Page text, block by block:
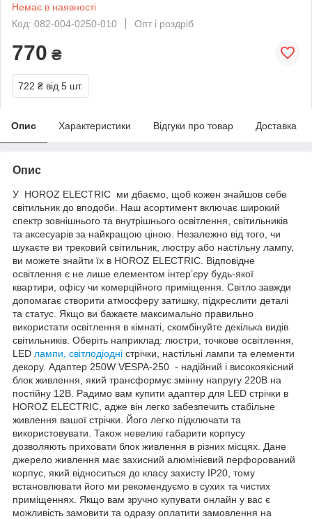
Немає в наявності
Код: 082-004-0250-010
Опт і роздріб
770 ₴
722 ₴ від 5 шт.
Опис Характеристики Відгуки про товар Доставка
Опис
У HOROZ ELECTRIC ми дбаємо, щоб кожен знайшов себе
світильник до вподоби. Наш асортимент включає широкий
спектр зовнішнього та внутрішнього освітлення, світильників
та аксесуарів за найкращою ціною. Незалежно від того, чи
шукаєте ви трековий світильник, люстру або настільну лампу,
ви можете знайти їх в HOROZ ELECTRIC. Відповідне
освітлення є не лише елементом інтер’єру будь-якої
квартири, офісу чи комерційного приміщення. Світло завжди
допомагає створити атмосферу затишку, підкреслити деталі
та статус. Якщо ви бажаєте максимально правильно
використати освітлення в кімнаті, скомбінуйте декілька видів
світильників. Оберіть наприклад: люстри, точкове освітлення,
LED лампи, світлодіодні стрічки, настільні лампи та елементи
декору. Адаптер 250W VESPA-250 - надійний і високоякісний
блок живлення, який трансформує змінну напругу 220В на
постійну 12В. Радимо вам купити адаптер для LED стрічки в
HOROZ ELECTRIC, адже він легко забезпечить стабільне
живлення вашої стрічки. Його легко підключати та
використовувати. Також невеликі габарити корпусу
дозволяють приховати блок живлення в різних місцях. Дане
джерело живлення має захисний алюмінієвий перфорований
корпус, який відноситься до класу захисту IP20, тому
встановлювати його ми рекомендуємо в сухих та чистих
приміщеннях. Якщо вам зручно купувати онлайн у вас є
можливість замовити та одразу оплатити замовлення на